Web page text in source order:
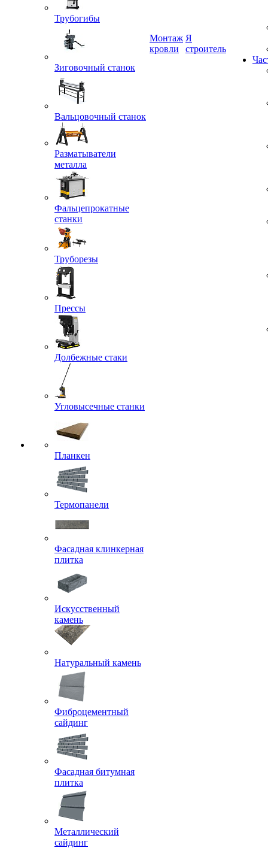
Трубогибы
Зиговочный станок
Вальцовочный станок
Разматыватели
металла
Фальцепрокатные
станки
Труборезы
Прессы
Долбежные стаки
Угловысечные станки
Планкен
Термопанели
Фасадная клинкерная
плитка
Искусственный
камень
Натуральный камень
Фиброцементный
сайдинг
Фасадная битумная
плитка
Металлический
сайдинг